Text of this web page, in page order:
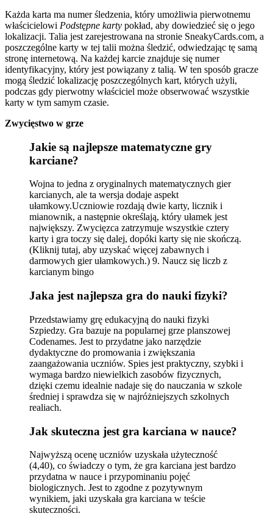
Każda karta ma numer śledzenia, który umożliwia pierwotnemu
właścicielowi Podstępne karty pokład, aby dowiedzieć się o jego
lokalizacji. Talia jest zarejestrowana na stronie SneakyCards.com, a
poszczególne karty w tej talii można śledzić, odwiedzając tę ​​samą
stronę internetową. Na każdej karcie znajduje się numer
identyfikacyjny, który jest powiązany z talią. W ten sposób gracze
mogą śledzić lokalizację poszczególnych kart, których użyli,
podczas gdy pierwotny właściciel może obserwować wszystkie
karty w tym samym czasie.
Zwycięstwo w grze
Jakie są najlepsze matematyczne gry
karciane?
Wojna to jedna z oryginalnych matematycznych gier
karcianych, ale ta wersja dodaje aspekt
ułamkowy.Uczniowie rozdają dwie karty, licznik i
mianownik, a następnie określają, który ułamek jest
największy. Zwycięzca zatrzymuje wszystkie cztery
karty i gra toczy się dalej, dopóki karty się nie skończą.
(Kliknij tutaj, aby uzyskać więcej zabawnych i
darmowych gier ułamkowych.) 9. Naucz się liczb z
karcianym bingo
Jaka jest najlepsza gra do nauki fizyki?
Przedstawiamy grę edukacyjną do nauki fizyki
Szpiedzy. Gra bazuje na popularnej grze planszowej
Codenames. Jest to przydatne jako narzędzie
dydaktyczne do promowania i zwiększania
zaangażowania uczniów. Spies jest praktyczny, szybki i
wymaga bardzo niewielkich zasobów fizycznych,
dzięki czemu idealnie nadaje się do nauczania w szkole
średniej i sprawdza się w najróżniejszych szkolnych
realiach.
Jak skuteczna jest gra karciana w nauce?
Najwyższą ocenę uczniów uzyskała użyteczność
(4,40), co świadczy o tym, że gra karciana jest bardzo
przydatna w nauce i przypominaniu pojęć
biologicznych. Jest to zgodne z pozytywnym
wynikiem, jaki uzyskała gra karciana w teście
skuteczności.